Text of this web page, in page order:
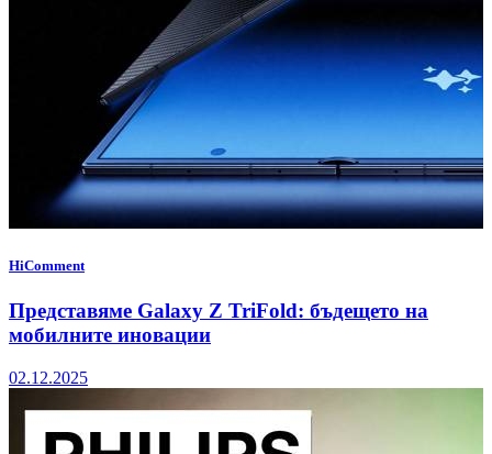
HiComment
Представяме Galaxy Z TriFold: бъдещето на
мобилните иновации
02.12.2025